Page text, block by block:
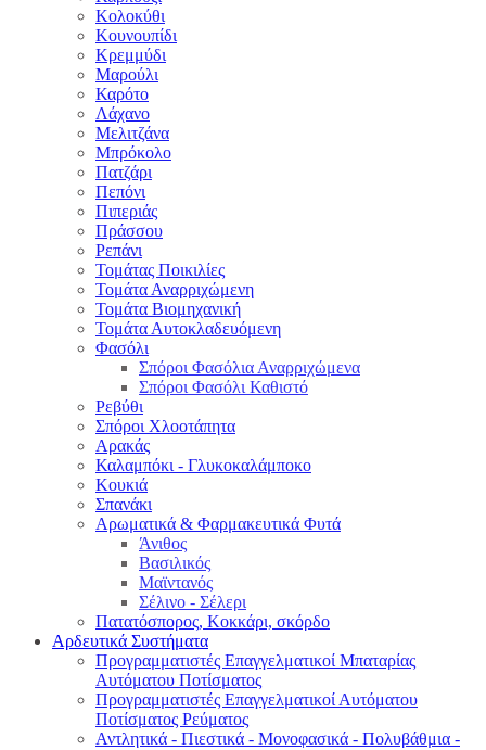
Κολοκύθι
Κουνουπίδι
Κρεμμύδι
Μαρούλι
Καρότο
Λάχανο
Μελιτζάνα
Μπρόκολο
Πατζάρι
Πεπόνι
Πιπεριάς
Πράσσου
Ρεπάνι
Τομάτας Ποικιλίες
Τομάτα Αναρριχώμενη
Τομάτα Βιομηχανική
Τομάτα Αυτοκλαδευόμενη
Φασόλι
Σπόροι Φασόλια Αναρριχώμενα
Σπόροι Φασόλι Καθιστό
Ρεβύθι
Σπόροι Χλοοτάπητα
Αρακάς
Καλαμπόκι - Γλυκοκαλάμποκο
Κουκιά
Σπανάκι
Αρωματικά & Φαρμακευτικά Φυτά
Άνιθος
Βασιλικός
Μαϊντανός
Σέλινο - Σέλερι
Πατατόσπορος, Κοκκάρι, σκόρδο
Αρδευτικά Συστήματα
Προγραμματιστές Επαγγελματικοί Μπαταρίας
Αυτόματου Ποτίσματος
Προγραμματιστές Επαγγελματικοί Αυτόματου
Ποτίσματος Ρεύματος
Αντλητικά - Πιεστικά - Μονοφασικά - Πολυβάθμια -